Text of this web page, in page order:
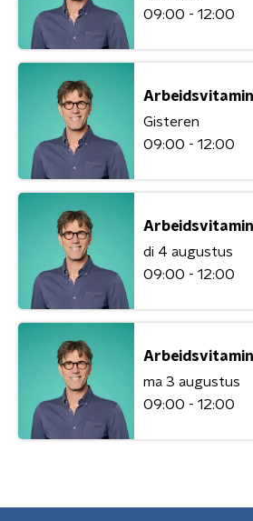
09:00 - 12:00
Gisteren
09:00 - 12:00
di 4 augustus
09:00 - 12:00
ma 3 augustus
09:00 - 12:00